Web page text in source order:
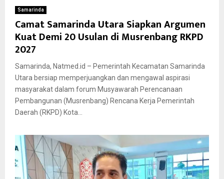
Samarinda
Camat Samarinda Utara Siapkan Argumen
Kuat Demi 20 Usulan di Musrenbang RKPD
2027
Samarinda, Natmed.id – Pemerintah Kecamatan Samarinda
Utara bersiap memperjuangkan dan mengawal aspirasi
masyarakat dalam forum Musyawarah Perencanaan
Pembangunan (Musrenbang) Rencana Kerja Pemerintah
Daerah (RKPD) Kota...